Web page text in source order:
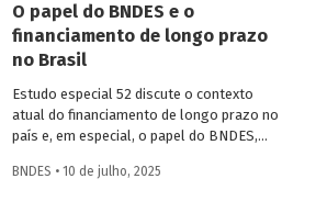
O papel do BNDES e o
financiamento de longo prazo
no Brasil
Estudo especial 52 discute o contexto
atual do financiamento de longo prazo no
país e, em especial, o papel do BNDES,
mercado de crédito e a evolução das
BNDES • 10 de julho, 2025